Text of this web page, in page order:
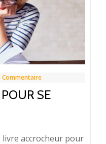
Commentaire
SE
accrocheur pour